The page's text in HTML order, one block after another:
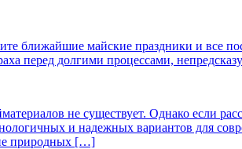
ближайшие майские праздники и все
перед долгими процессами,
не существует. Однако если
и надежных вариантов для
природных […]